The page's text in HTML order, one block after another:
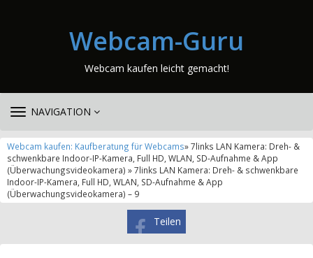
Webcam-Guru
Webcam kaufen leicht gemacht!
TOGGLE
NAVIGATION
Webcam kaufen: Kaufberatung für Webcams» 7links LAN Kamera: Dreh- &
schwenkbare Indoor-IP-Kamera, Full HD, WLAN, SD-Aufnahme & App
(Überwachungsvideokamera) » 7links LAN Kamera: Dreh- & schwenkbare
Indoor-IP-Kamera, Full HD, WLAN, SD-Aufnahme & App
(Überwachungsvideokamera) – 9
Teilen